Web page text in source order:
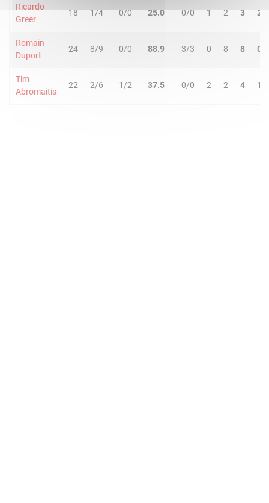
Ricardo
Greer
18 1/4 0/0 25.0 0/0 1 2 3 2
Romain
Duport
24 8/9 0/0 88.9 3/3 0 8 8 0
Tim
Abromaitis
22 2/6 1/2 37.5 0/0 2 2 4 1